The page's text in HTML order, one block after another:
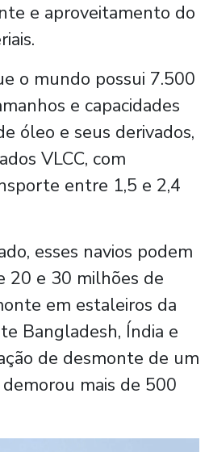
e aproveitamento do
o mundo possui 7.500
e capacidades
óleo e seus derivados,
VLCC, com
entre 1,5 e 2,4
esses navios podem
20 e 30 milhões de
em estaleiros da
Bangladesh, Índia e
de desmonte de um
mais de 500